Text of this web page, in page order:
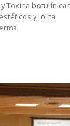
Toxina botulínica
y lo ha